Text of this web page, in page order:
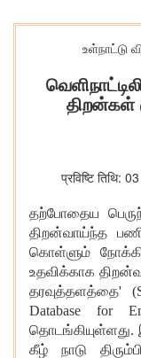
உள்நாட்டு
திறன்கள்
प्रविष्टि
தற்போதைய
திறன்வாய்ந்த
கொள்ளும்
உதவிக்காக
தரவுத்தளத்தை'
Database for
தொடங்கியுள்ளது.
கீழ்
நாடு